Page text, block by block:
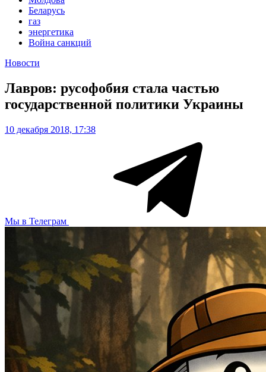
Беларусь
газ
энергетика
Война санкций
Новости
Лавров: русофобия стала частью
государственной политики Украины
10 декабря 2018, 17:38
Мы в Телеграм